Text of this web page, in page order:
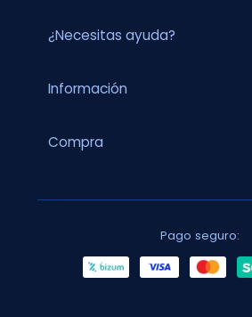
¿Necesitas ayuda?
Información
Compra
Pago seguro: